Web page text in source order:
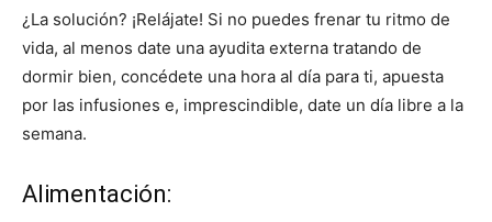
¿La solución? ¡Relájate! Si no puedes frenar tu ritmo de
vida, al menos date una ayudita externa tratando de
dormir bien, concédete una hora al día para ti, apuesta
por las infusiones e, imprescindible, date un día libre a la
semana.
Alimentación: